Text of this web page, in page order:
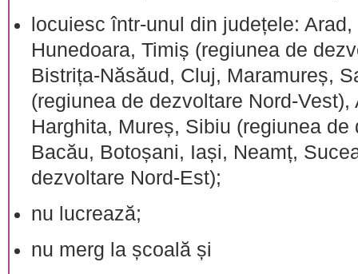
locuiesc într-unul din județele:
Hunedoara, Timiș (regiunea de
Bistrița-Năsăud, Cluj, Maramureș,
(regiunea de dezvoltare Nord-
Harghita, Mureș, Sibiu (regiunea de
Bacău, Botoșani, Iași, Neamț,
dezvoltare Nord-Est);
nu lucrează;
nu merg la școală și